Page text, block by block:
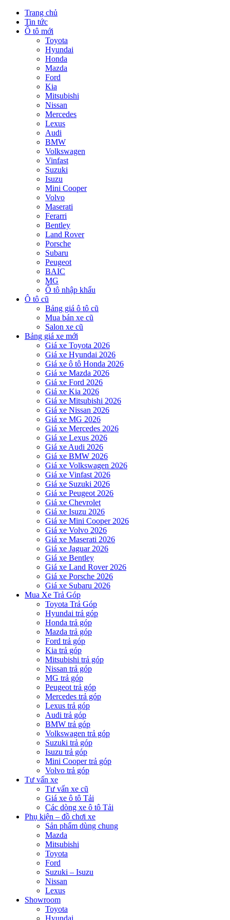
Trang chủ
Tin tức
Ô tô mới
Toyota
Hyundai
Honda
Mazda
Ford
Kia
Mitsubishi
Nissan
Mercedes
Lexus
Audi
BMW
Volkswagen
Vinfast
Suzuki
Isuzu
Mini Cooper
Volvo
Maserati
Ferarri
Bentley
Land Rover
Porsche
Subaru
Peugeot
BAIC
MG
Ô tô nhập khẩu
Ô tô cũ
Bảng giá ô tô cũ
Mua bán xe cũ
Salon xe cũ
Bảng giá xe mới
Giá xe Toyota 2026
Giá xe Hyundai 2026
Giá xe ô tô Honda 2026
Giá xe Mazda 2026
Giá xe Ford 2026
Giá xe Kia 2026
Giá xe Mitsubishi 2026
Giá xe Nissan 2026
Giá xe MG 2026
Giá xe Mercedes 2026
Giá xe Lexus 2026
Giá xe Audi 2026
Giá xe BMW 2026
Giá xe Volkswagen 2026
Giá xe Vinfast 2026
Giá xe Suzuki 2026
Giá xe Peugeot 2026
Giá xe Chevrolet
Giá xe Isuzu 2026
Giá xe Mini Cooper 2026
Giá xe Volvo 2026
Giá xe Maserati 2026
Giá xe Jaguar 2026
Giá xe Bentley
Giá xe Land Rover 2026
Giá xe Porsche 2026
Giá xe Subaru 2026
Mua Xe Trả Góp
Toyota Trả Góp
Hyundai trả góp
Honda trả góp
Mazda trả góp
Ford trả góp
Kia trả góp
Mitsubishi trả góp
Nissan trả góp
MG trả góp
Peugeot trả góp
Mercedes trả góp
Lexus trả góp
Audi trả góp
BMW trả góp
Volkswagen trả góp
Suzuki trả góp
Isuzu trả góp
Mini Cooper trả góp
Volvo trả góp
Tư vấn xe
Tư vấn xe cũ
Giá xe ô tô Tải
Các dòng xe ô tô Tải
Phụ kiện – đồ chơi xe
Sản phẩm dùng chung
Mazda
Mitsubishi
Toyota
Ford
Suzuki – Isuzu
Nissan
Lexus
Showroom
Toyota
Hyundai